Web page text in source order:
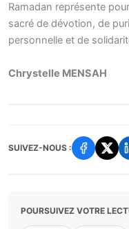
Ramadan représente
sacré de dévotion, de
personnelle et de
Chrystelle MENSAH
SUIVEZ-NOUS :
POURSUIVEZ VOTRE